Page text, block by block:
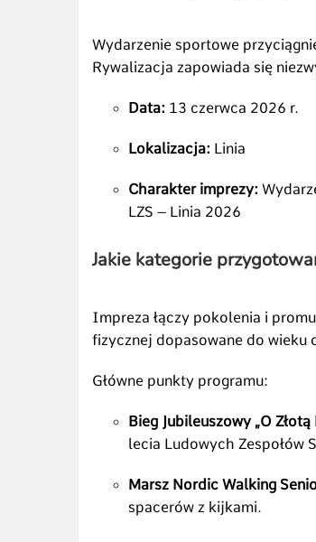
Wydarzenie sportowe
Rywalizacja zapowiada się
Data: 13 czerwca 2026 r.
Lokalizacja: Linia
Charakter imprezy:
LZS – Linia 2026
Jakie kategorie
Impreza łączy pokolenia i
fizycznej dopasowane do
Główne punkty programu:
Bieg Jubileuszowy „O Złotą
lecia Ludowych Zespołów
Marsz Nordic Walking
spacerów z kijkami.